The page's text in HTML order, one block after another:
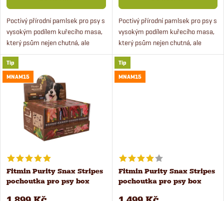
u
k
t
d
u
k
Poctivý přírodní pamlsek pro psy s
vysokým podílem kuřecího masa,
který psům nejen chutná, ale
navíc prospívá.
Poctivý přírodní pamlsek pro psy s
vysokým podílem kuřecího masa,
který psům nejen chutná, ale
navíc prospívá.
Tip
MNAM15
Fitmin Purity Snax Stripes
pochoutka pro psy box
Tip
MNAM15
Fitmin Purity Snax Stripes
pochoutka pro psy box